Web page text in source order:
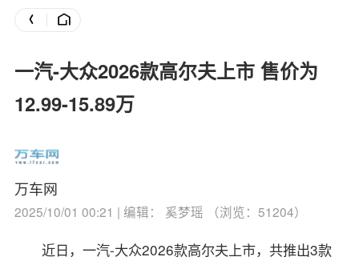
一汽-大众2026款高尔夫上市 售价为
12.99-15.89万
万车网
2025/10/01 00:21 | 编辑： 奚梦瑶 （浏览：51204）
近日，一汽-大众2026款高尔夫上市，共推出3款